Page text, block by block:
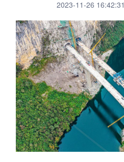
科技 科创
文化 书画
访谈 视频
法律 中央文件
食品
学术中国 乡村振兴
2023-11-26 16:42:31